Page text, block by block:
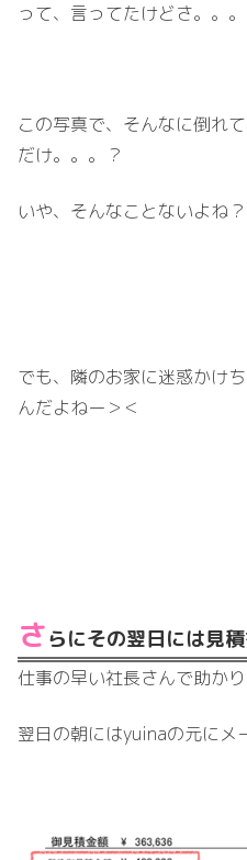
って、言ってたけどさ。。。
この写真で、そんなに倒れ
だけ。。。？
いや、そんなことないよね
でも、隣のお家に迷惑かけ
んだよねー＞＜
さらにその翌日には見
仕事の早い社長さんで助か
翌日の朝にはyuinaの元にメ